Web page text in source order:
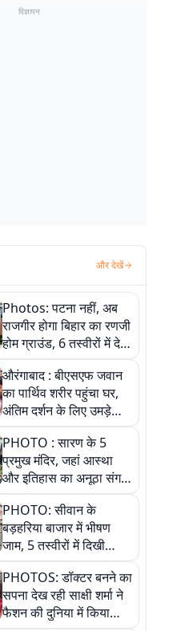
विज्ञापन
और देखें
Photos: पटना नहीं, अब
राजगीर होगा बिहार का रणजी
होम ग्राउंड, 6 तस्वीरों में देखें
नए स्टेडियम की पूरी कहानी
औरंगाबाद : बीएसएफ जवान
का पार्थिव शरीर पहुंचा घर,
अंतिम दर्शन के लिए उमड़े
लोग
PHOTO : सारण के 5
प्रमुख मंदिर, जहां आस्था
और इतिहास का अनूठा संगम,
तस्वीरों में जानिए
PHOTO: सीवान के
बड़हरिया बाजार में भीषण
जाम, 5 तस्वीरों में दिखी
अव्यवस्था
PHOTOS: डॉक्टर बनने का
सपना देख रही साक्षी शर्मा ने
फैशन की दुनिया में किया